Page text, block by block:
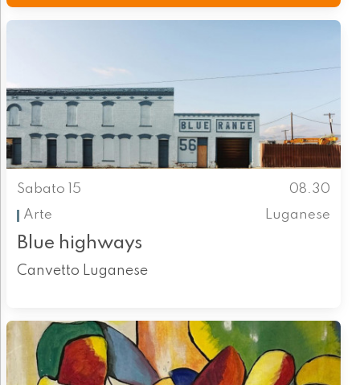
Sabato 15
08.30
Arte
Luganese
Blue highways
Canvetto Luganese